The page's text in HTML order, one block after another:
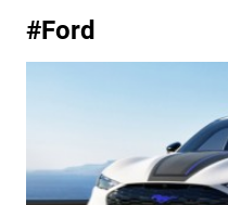
#Ford